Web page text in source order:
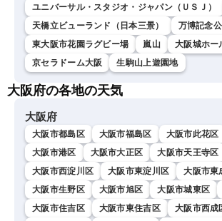
ユニバーサル・スタジオ・ジャパン（ＵＳＪ）
天橋立ビューランド（日本三景）
万博記念
東大阪市花園ラグビー場
嵐山
大阪城ホー
京セラドーム大阪
生駒山上遊園地
大阪府の各地の天気
大阪府
大阪市都島区 大阪市福島区 大阪市此花区
大阪市港区
大阪市大正区 大阪市天王寺区
大阪市西淀川区
大阪市東淀川区
大阪市東
大阪市生野区
大阪市旭区 大阪市城東区
大阪市住吉区
大阪市東住吉区 大阪市西成